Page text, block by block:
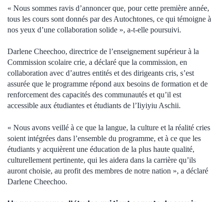
« Nous sommes ravis d’annoncer que, pour cette première année,
tous les cours sont donnés par des Autochtones, ce qui témoigne à
nos yeux d’une collaboration solide », a-t-elle poursuivi.
Darlene Cheechoo, directrice de l’enseignement supérieur à la
Commission scolaire crie, a déclaré que la commission, en
collaboration avec d’autres entités et des dirigeants cris, s’est
assurée que le programme répond aux besoins de formation et de
renforcement des capacités des communautés et qu’il est
accessible aux étudiantes et étudiants de l’Iiyiyiu Aschii.
« Nous avons veillé à ce que la langue, la culture et la réalité cries
soient intégrées dans l’ensemble du programme, et à ce que les
étudiants y acquièrent une éducation de la plus haute qualité,
culturellement pertinente, qui les aidera dans la carrière qu’ils
auront choisie, au profit des membres de notre nation », a déclaré
Darlene Cheechoo.